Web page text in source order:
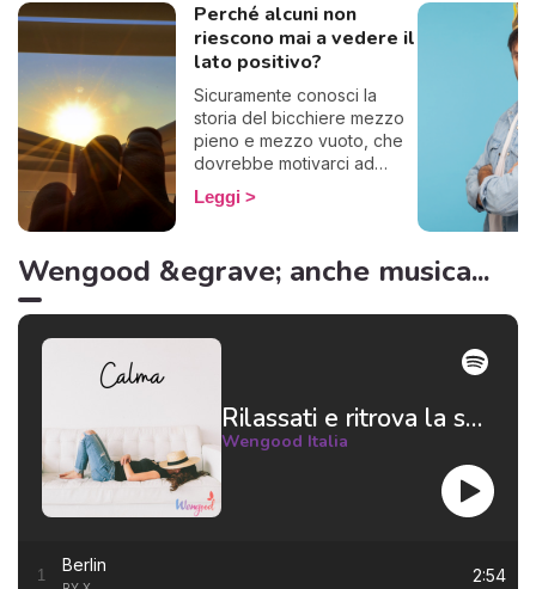
Perché alcuni non
riescono mai a vedere il
lato positivo?
Sicuramente conosci la
storia del bicchiere mezzo
pieno e mezzo vuoto, che
dovrebbe motivarci ad
essere ottimisti. Ecco, alcuni
questo famoso bicchiere lo
via. Insomma, basta con le
pensare positivo.
Leggi
Wengood &egrave; anche musica...
Rilassati e ritrova la serenità 😌
Wengood Italia
1 Berlin 2:54